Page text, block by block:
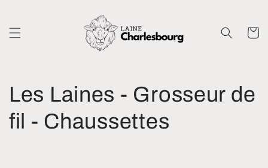
contenu
Panier
C
o
Les Laines - Grosseur de
fil - Chaussettes